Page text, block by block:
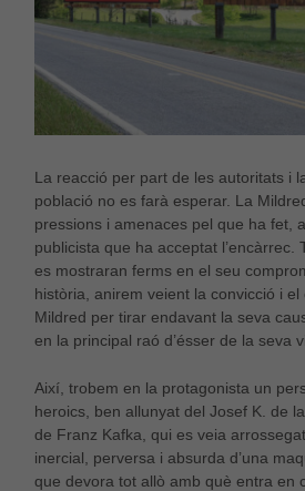
La reacció per part de les autoritats i
població no es farà esperar. La
pressions i amenaces pel que ha fet,
publicista que ha acceptat l’encàrrec.
es mostraran ferms en el seu
història, anirem veient la convicció i el
Mildred per tirar endavant la seva
en la principal raó d’ésser de la seva
Així, trobem en la protagonista un
heroics, ben allunyat del Josef K. de
de Franz Kafka, qui es veia
inercial, perversa i absurda d’una
que devora tot allò amb què entra en